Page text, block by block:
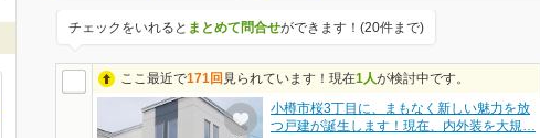
チェックをいれると まとめて問合せができます！(20件まで)
ここ最近で171回 見られています！現在1人が検討中です。
小樽市桜3丁目に、まもなく新しい魅力を放
つ戸建が誕生します！現在、内外装を大規…